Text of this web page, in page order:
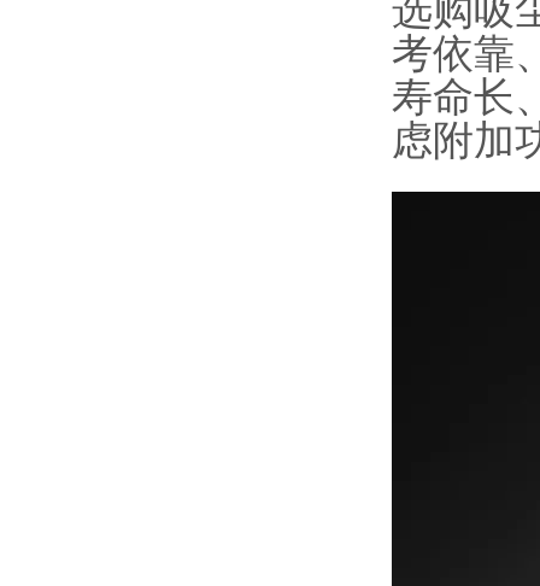
选购吸
考依靠
寿命长
虑附加